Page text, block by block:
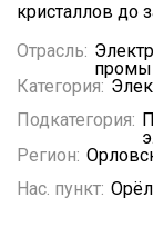
кристаллов до
Отрасль:
Категория:
Подкатегория:
Регион:
Нас. пункт: Орёл